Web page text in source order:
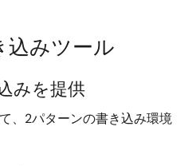
込みツール
みを提供
、2パターンの書き込み環境